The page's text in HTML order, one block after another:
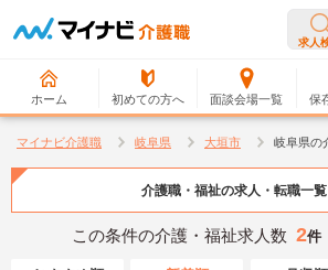
求人
ホーム 初めての方へ 面談会場一覧 保
マイナビ介護職 岐阜県 大垣市 岐阜県の
介護職・福祉の求人・転職一覧
この条件の介護・福祉求人数 2件